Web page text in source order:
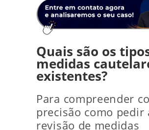
Quais são os
medidas
existentes?
Para compreender
precisão como pedir
revisão de medidas